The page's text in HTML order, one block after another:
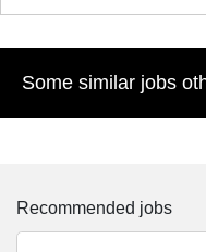
Some similar jobs
Recommended jobs